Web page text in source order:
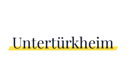
Untertürkheim